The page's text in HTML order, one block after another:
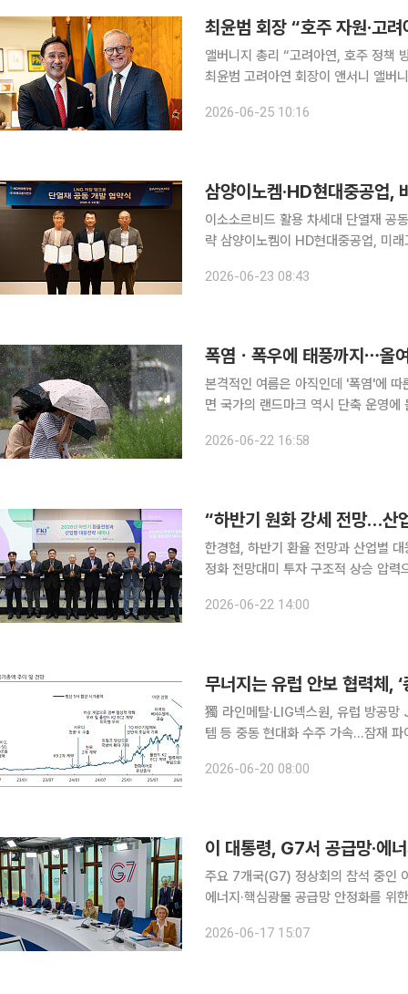
최윤범 회장 “호주 자원·고
앨버니지 총리 “고려아연, 호주 정책
최윤범 고려아연 회장이 앤서니 앨버
2026-06-25 10:16
삼양이노켐·HD현대중공업,
이소소르비드 활용 차세대 단열재 공
략 삼양이노켐이 HD현대중공업, 미래고분자연구와 손잡고 친환경 바이오 소재를 활용한 액화천연
2026-06-23 08:43
폭염ㆍ폭우에 태풍까지⋯올
본격적인 여름은 아직인데 '폭염'에
면 국가의 랜드마크 역시 단축 운영
2026-06-22 16:58
“하반기 원화 강세 전망…산
한경협, 하반기 환율 전망과 산업별
정화 전망대미 투자 구조적 상승 압력으로…美 협력 필요
만 국제 유가와 미국 통상정책 등 불
2026-06-22 14:00
獨 라인메탈·LIG넥스원, 유럽 방공
템 등 중동 현대화 수주 가속…잠재 파이프라인 수십조 달해
일시적인 지정학적 테마주를 넘어 가
2026-06-20 08:00
이 대통령, G7서 공급망·에
주요 7개국(G7) 정상회의 참석 중인
에너지·핵심광물 공급망 안정화를 위한 국제 협력 필
션인 '모두를 위한 균형적·포용적·지
2026-06-17 15:07